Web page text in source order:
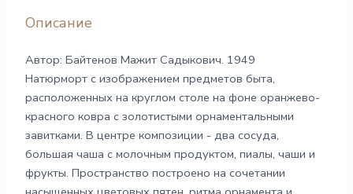
Описание
Автор: Байтенов Мажит Садыкович. 1949
Натюрморт с изображением предметов быта,
расположенных на круглом столе на фоне оранжево-
красного ковра с золотистыми орнаментальными
завитками. В центре композиции - два сосуда,
большая чаша с молочным продуктом, пиалы, чаши и
фрукты. Пространство построено на сочетании